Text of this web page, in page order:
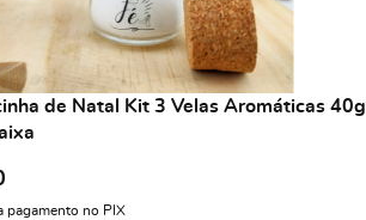
de Natal Kit 3 Velas Aromáticas 40g
pagamento no PIX